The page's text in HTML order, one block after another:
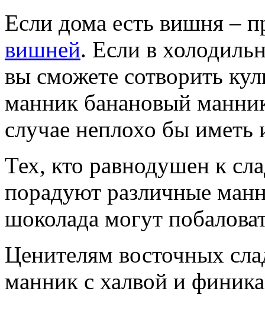
Если дома есть вишня –
вишней. Если в
вы сможете сотворить
манник банановый
случае неплохо бы иметь
Тех, кто равнодушен к
порадуют различные
шоколада могут
Ценителям восточных
манник с халвой и